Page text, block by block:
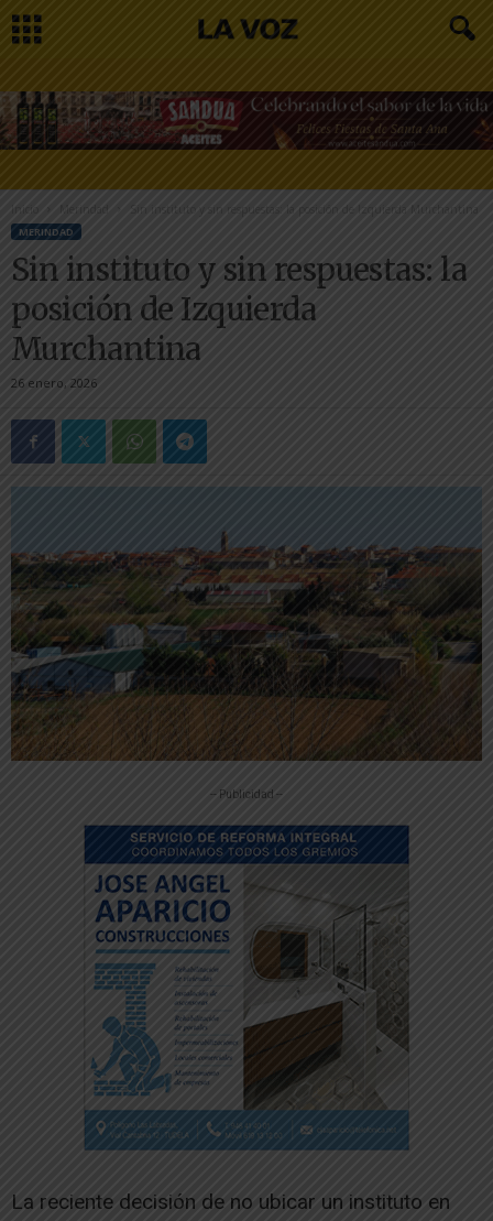
Inicio Sin instituto y sin respuestas: la posición de Izquierda Murchantina
MERINDAD
Sin instituto y sin respuestas: la
posición de Izquierda
Murchantina
26 enero, 2026
-- Publicidad --
La reciente decisión de no ubicar un instituto en